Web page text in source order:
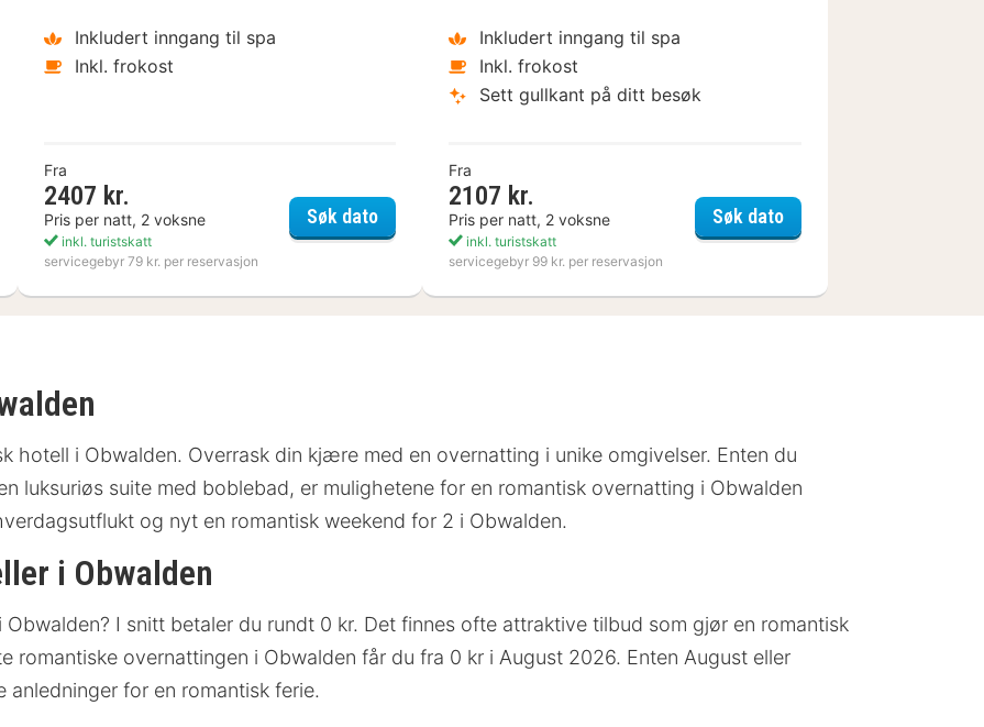
Havsbad
Inkludert inngang til spa
Inkl. frokost
Fra
2407 kr.
Pris per natt, 2 voksne
inkl. turistskatt
servicegebyr 79 kr. per reservasjon
Søk datoKosta Boda Art Hotel
Inkludert inngang til spa
Inkl. frokost
Sett gullkant på ditt besøk
Fra
2107 kr.
Pris per natt, 2 voksne
inkl. turistskatt
servicegebyr 99 kr. per reservasjon
Søk datoVarbergs Kusthotell
hotell i Obwalden. Overrask din kjære med en overnatting i unike omgivelser. Enten du
luksuriøs suite med boblebad, er mulighetene for en romantisk overnatting i Obwalden
og nyt en romantisk weekend for 2 i Obwalden.
i Obwalden
I snitt betaler du rundt 0 kr. Det finnes ofte attraktive tilbud som gjør en romantisk
romantiske overnattingen i Obwalden får du fra 0 kr i August 2026. Enten August eller
for en romantisk ferie.